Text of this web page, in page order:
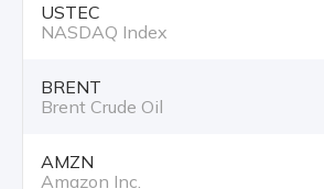
USTEC
NASDAQ Index
BRENT
Brent Crude Oil
AMZN
Amazon Inc.